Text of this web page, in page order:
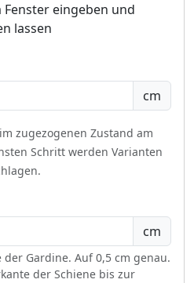
eingeben und
lassen
cm
zugezogenen Zustand am
Schritt werden Varianten
cm
Gardine. Auf 0,5 cm genau.
der Schiene bis zur